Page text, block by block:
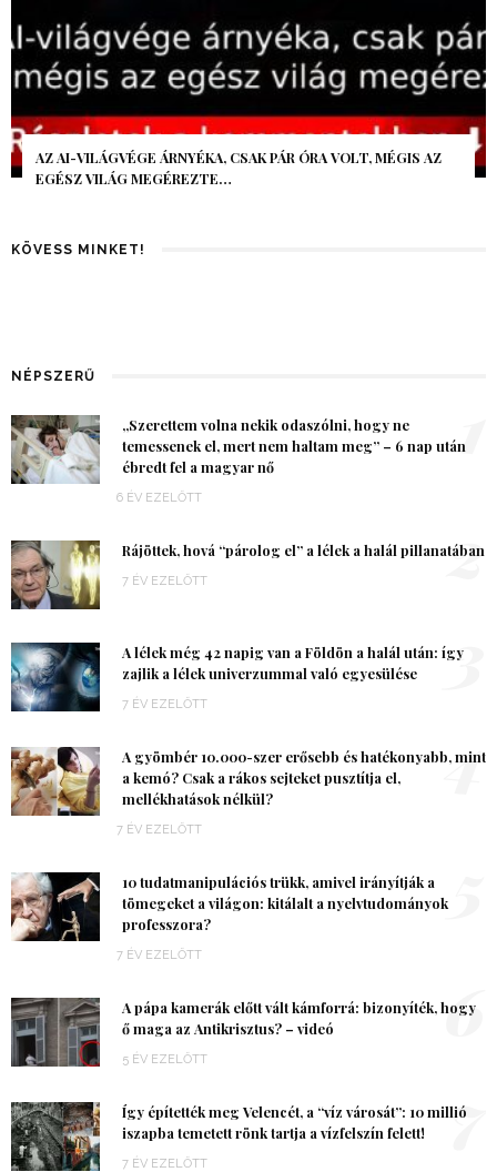
AZ AI-VILÁGVÉGE ÁRNYÉKA, CSAK PÁR ÓRA VOLT, MÉGIS AZ
EGÉSZ VILÁG MEGÉREZTE…
KÖVESS MINKET!
NÉPSZERŰ
„Szerettem volna nekik odaszólni, hogy ne
temessenek el, mert nem haltam meg” – 6 nap után
ébredt fel a magyar nő
6 ÉV EZELŐTT
1
Rájöttek, hová “párolog el” a lélek a halál pillanatában
7 ÉV EZELŐTT 2
A lélek még 42 napig van a Földön a halál után: így
zajlik a lélek univerzummal való egyesülése
7 ÉV EZELŐTT
3
A gyömbér 10.000-szer erősebb és hatékonyabb, mint
a kemó? Csak a rákos sejteket pusztítja el,
mellékhatások nélkül?
7 ÉV EZELŐTT
4
10 tudatmanipulációs trükk, amivel irányítják a
tömegeket a világon: kitálalt a nyelvtudományok
professzora?
7 ÉV EZELŐTT
A pápa kamerák előtt vált kámforrá: bizonyíték, hogy
ő maga az Antikrisztus? – videó
5 ÉV EZELŐTT
6
Így építették meg Velencét, a “víz városát”: 10 millió
iszapba temetett rönk tartja a vízfelszín felett!
7 ÉV EZELŐTT
7